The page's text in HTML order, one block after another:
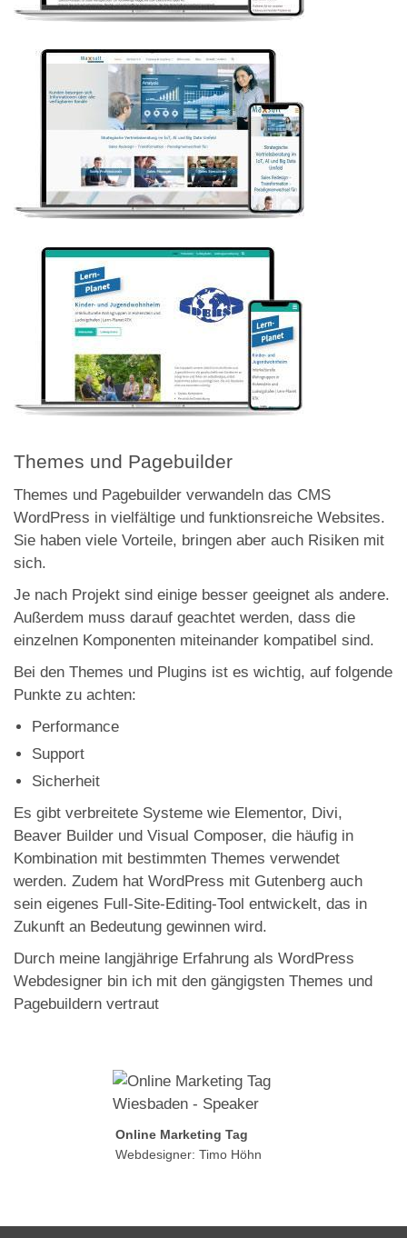
Themes und Pagebuilder
Themes und Pagebuilder verwandeln das CMS
WordPress in vielfältige und funktionsreiche Websites.
Sie haben viele Vorteile, bringen aber auch Risiken mit
sich.
Je nach Projekt sind einige besser geeignet als andere.
Außerdem muss darauf geachtet werden, dass die
einzelnen Komponenten miteinander kompatibel sind.
Bei den Themes und Plugins ist es wichtig, auf folgende
Punkte zu achten:
Performance
Support
Sicherheit
Es gibt verbreitete Systeme wie Elementor, Divi,
Beaver Builder und Visual Composer, die häufig in
Kombination mit bestimmten Themes verwendet
werden. Zudem hat WordPress mit Gutenberg auch
sein eigenes Full-Site-Editing-Tool entwickelt, das in
Zukunft an Bedeutung gewinnen wird.
Durch meine langjährige Erfahrung als WordPress
Webdesigner bin ich mit den gängigsten Themes und
Pagebuildern vertraut
Online Marketing Tag
Webdesigner: Timo Höhn